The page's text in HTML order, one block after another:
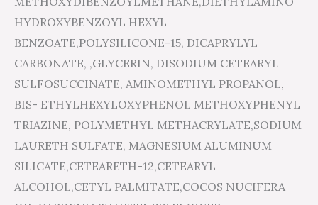
HYDROXYBENZOYL HEXYL
BENZOATE,POLYSILICONE-15, DICAPRYLYL
CARBONATE, ,GLYCERIN, DISODIUM CETEARYL
SULFOSUCCINATE, AMINOMETHYL PROPANOL,
BIS- ETHYLHEXYLOXYPHENOL METHOXYPHENYL
TRIAZINE, POLYMETHYL METHACRYLATE,SODIUM
LAURETH SULFATE, MAGNESIUM ALUMINUM
SILICATE,CETEARETH-12,CETEARYL
ALCOHOL,CETYL PALMITATE,COCOS NUCIFERA